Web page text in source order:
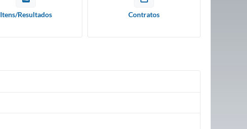
Itens/Resultados Contratos